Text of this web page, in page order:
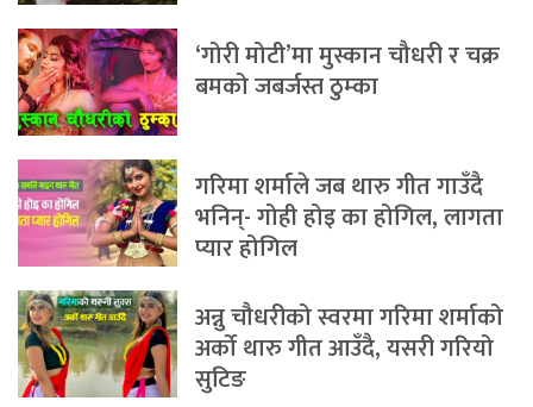
‘गोरी मोटी’मा मुस्कान चौधरी र चक्र
बमको जबर्जस्त ठुम्का
गरिमा शर्माले जब थारु गीत गाउँदै
भनिन्- गोही होइ का होगिल, लागता
प्यार होगिल
अन्नु चौधरीको स्वरमा गरिमा शर्माको
अर्को थारु गीत आउँदै, यसरी गरियो
सुटिङ